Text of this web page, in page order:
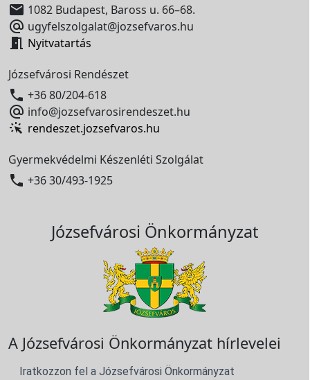
 1082 Budapest, Baross u. 66–68.
 ugyfelszolgalat@jozsefvaros.hu
 Nyitvatartás
Józsefvárosi Rendészet
 +36 80/204-618
 info@jozsefvarosirendeszet.hu
rendeszet.jozsefvaros.hu
Gyermekvédelmi Készenléti Szolgálat
 +36 30/493-1925
Józsefvárosi Önkormányzat
A Józsefvárosi Önkormányzat hírlevelei
Iratkozzon fel a Józsefvárosi Önkormányzat